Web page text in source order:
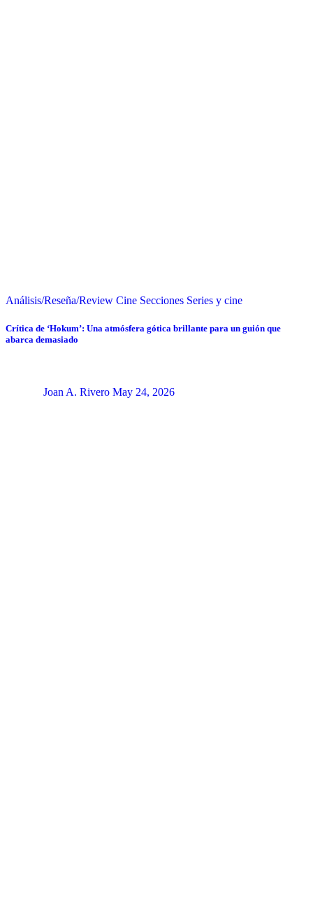
Análisis/Reseña/Review Cine Secciones Series y cine
Crítica de ‘Hokum’: Una atmósfera gótica brillante para un guión que
abarca demasiado
Joan A. Rivero May 24, 2026